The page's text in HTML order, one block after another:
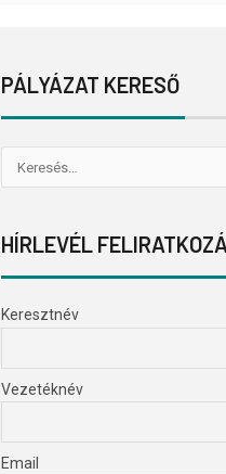
PÁLYÁZAT KERESŐ
HÍRLEVÉL
Keresztnév
Vezetéknév
Email